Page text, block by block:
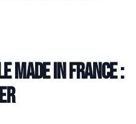
Made in France :